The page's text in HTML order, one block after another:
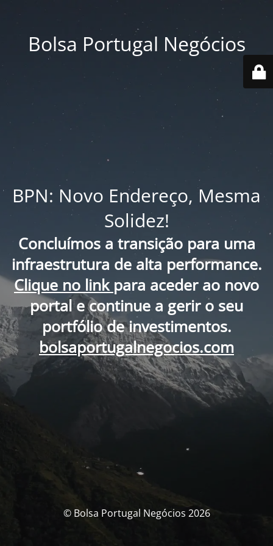
Bolsa Portugal Negócios
BPN: Novo Endereço, Mesma
Solidez!
Concluímos a transição para uma
infraestrutura de alta performance.
Clique no link para aceder ao novo
portal e continue a gerir o seu
portfólio de investimentos.
bolsaportugalnegocios.com
© Bolsa Portugal Negócios 2026